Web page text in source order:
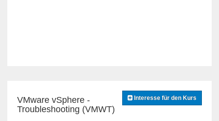
Interesse für den Kurs
VMware vSphere -
Troubleshooting (VMWT)